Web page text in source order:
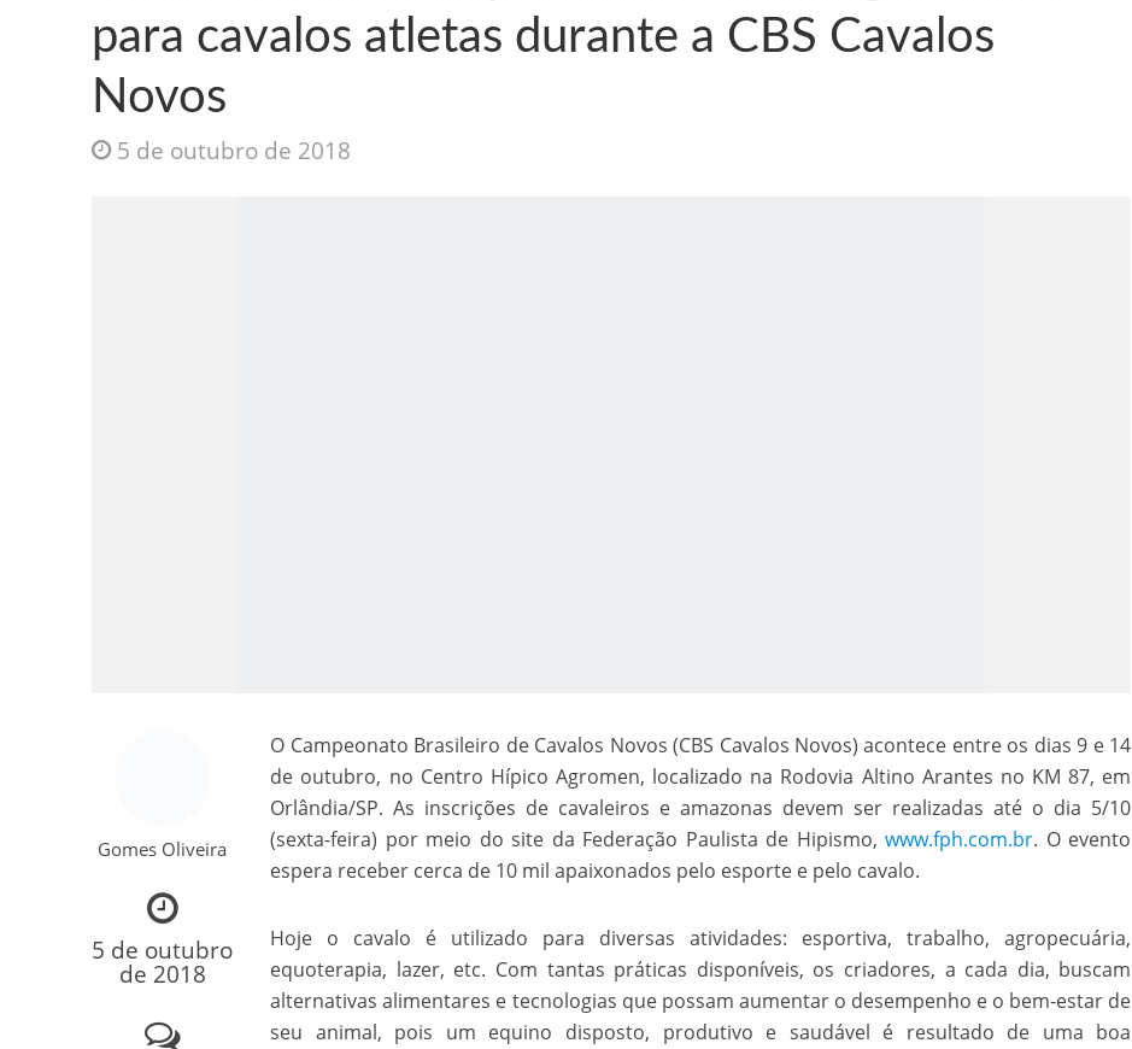
Como o Cachorrinho Kong ajudou o Imperador Dom Pedro I na Independência do Brasil
para cavalos atletas durante a CBS Cavalos
Novos
5 de outubro de 2018
Gomes Oliveira
5 de outubro
de 2018
O Campeonato Brasileiro de Cavalos Novos (CBS Cavalos Novos) acontece entre os dias 9 e 14
de outubro, no Centro Hípico Agromen, localizado na Rodovia Altino Arantes no KM 87, em
Orlândia/SP. As inscrições de cavaleiros e amazonas devem ser realizadas até o dia 5/10
(sexta-feira) por meio do site da Federação Paulista de Hipismo,www.fph.com.br. O evento
espera receber cerca de 10 mil apaixonados pelo esporte e pelo cavalo.
Hoje o cavalo é utilizado para diversas atividades: esportiva, trabalho, agropecuária,
equoterapia, lazer, etc. Com tantas práticas disponíveis, os criadores, a cada dia, buscam
alternativas alimentares e tecnologias que possam aumentar o desempenho e o bem-estar de
seu animal, pois um equino disposto, produtivo e saudável é resultado de uma boa